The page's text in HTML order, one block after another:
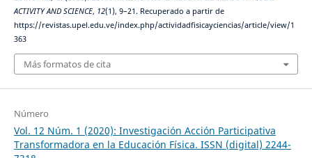
ACTIVITY AND SCIENCE, 12(1), 9–21. Recuperado a partir de
https://revistas.upel.edu.ve/index.php/actividadfisicayciencias/article/view/1
363
Más formatos de cita
Número
Vol. 12 Núm. 1 (2020): Investigación Acción Participativa
Transformadora en la Educación Física. ISSN (digital) 2244-